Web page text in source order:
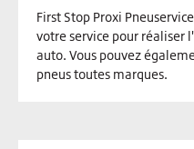
First Stop Proxi
votre service pour réaliser
auto. Vous pouvez
pneus toutes marques.